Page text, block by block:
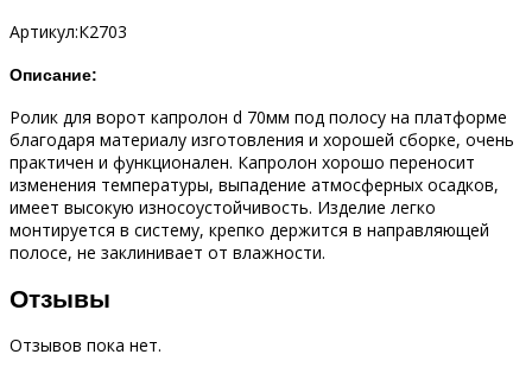
Артикул:К2703
Описание:
Ролик для ворот капролон d 70мм под полосу на платформе
благодаря материалу изготовления и хорошей сборке, очень
практичен и функционален. Капролон хорошо переносит
изменения температуры, выпадение атмосферных осадков,
имеет высокую износоустойчивость. Изделие легко
монтируется в систему, крепко держится в направляющей
полосе, не заклинивает от влажности.
Отзывы
Отзывов пока нет.